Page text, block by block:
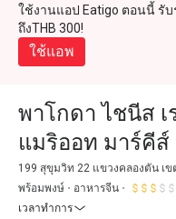
ใช้งานแอป Eatigo ตอนนี้ รั
ถึงTHB 300!
ใช้แอพ
พาโกดา ไชนีส เ
แมริออท มาร์คีส์
Chinese
Marriott
199 สุขุมวิท 22 แขวงคลองตัน เข
พร้อมพงษ์
อาหารจีน
เวลาทำการ